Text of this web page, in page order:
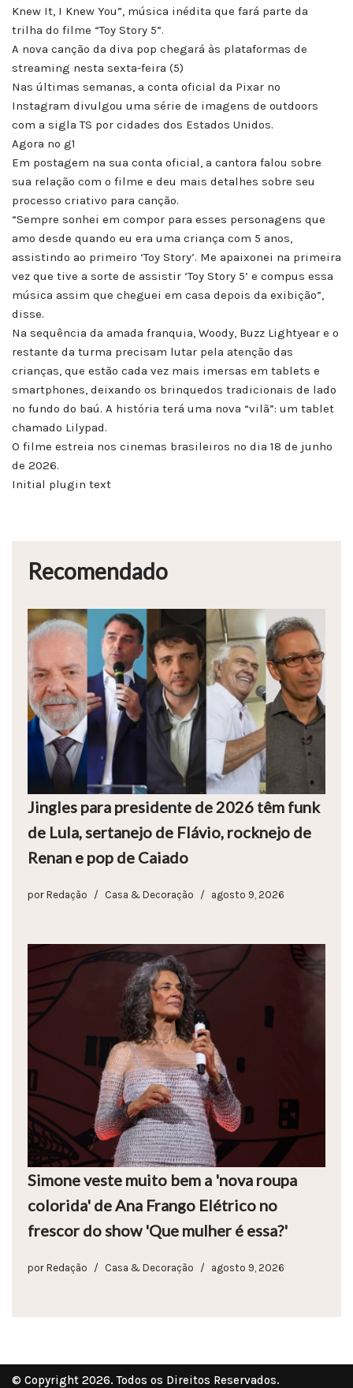
Knew It, I Knew You”, música inédita que fará parte da
trilha do filme “Toy Story 5”.
A nova canção da diva pop chegará às plataformas de
streaming nesta sexta-feira (5)
Nas últimas semanas, a conta oficial da Pixar no
Instagram divulgou uma série de imagens de outdoors
com a sigla TS por cidades dos Estados Unidos.
Agora no g1
Em postagem na sua conta oficial, a cantora falou sobre
sua relação com o filme e deu mais detalhes sobre seu
processo criativo para canção.
“Sempre sonhei em compor para esses personagens que
amo desde quando eu era uma criança com 5 anos,
assistindo ao primeiro ‘Toy Story’. Me apaixonei na primeira
vez que tive a sorte de assistir ‘Toy Story 5’ e compus essa
música assim que cheguei em casa depois da exibição”,
disse.
Na sequência da amada franquia, Woody, Buzz Lightyear e o
restante da turma precisam lutar pela atenção das
crianças, que estão cada vez mais imersas em tablets e
smartphones, deixando os brinquedos tradicionais de lado
no fundo do baú. A história terá uma nova “vilã”: um tablet
chamado Lilypad.
O filme estreia nos cinemas brasileiros no dia 18 de junho
de 2026.
Initial plugin text
Recomendado
Jingles para presidente de 2026 têm funk
de Lula, sertanejo de Flávio, rocknejo de
Renan e pop de Caiado
por Redação Casa & Decoração agosto 9, 2026
Simone veste muito bem a 'nova roupa
colorida' de Ana Frango Elétrico no
frescor do show 'Que mulher é essa?'
por Redação Casa & Decoração agosto 9, 2026
© Copyright 2026. Todos os Direitos Reservados.